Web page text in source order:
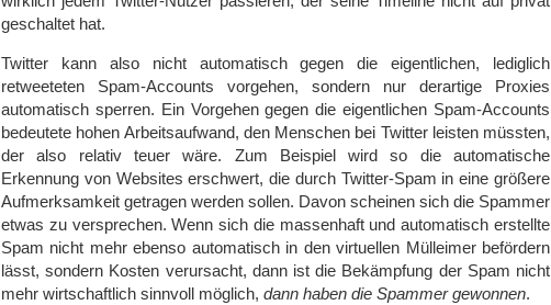
geschaltet hat.
Twitter kann also nicht automatisch gegen die eigentlichen, lediglich
retweeteten Spam-Accounts vorgehen, sondern nur derartige Proxies
automatisch sperren. Ein Vorgehen gegen die eigentlichen Spam-Accounts
bedeutete hohen Arbeitsaufwand, den Menschen bei Twitter leisten müssten,
der also relativ teuer wäre. Zum Beispiel wird so die automatische
Erkennung von Websites erschwert, die durch Twitter-Spam in eine größere
Aufmerksamkeit getragen werden sollen. Davon scheinen sich die Spammer
etwas zu versprechen. Wenn sich die massenhaft und automatisch erstellte
Spam nicht mehr ebenso automatisch in den virtuellen Mülleimer befördern
lässt, sondern Kosten verursacht, dann ist die Bekämpfung der Spam nicht
mehr wirtschaftlich sinnvoll möglich, dann haben die Spammer gewonnen.